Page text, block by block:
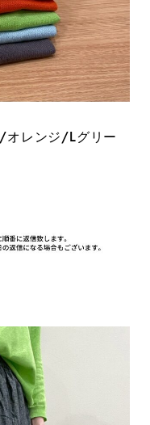
レンジ/Lグリー